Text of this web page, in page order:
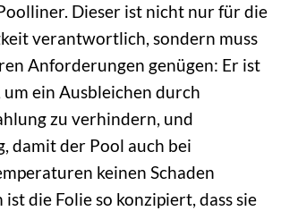
Dieser ist nicht nur für die
verantwortlich, sondern muss
Anforderungen genügen: Er ist
ein Ausbleichen durch
zu verhindern, und
damit der Pool auch bei
keinen Schaden
die Folie so konzipiert, dass sie